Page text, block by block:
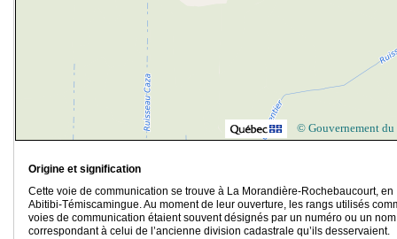
© Gouvernement du
Origine et signification
Cette voie de communication se trouve à La Morandière-Rochebaucourt, en
Abitibi-Témiscamingue. Au moment de leur ouverture, les rangs utilisés
voies de communication étaient souvent désignés par un numéro ou un nom
correspondant à celui de l’ancienne division cadastrale qu’ils desservaient.